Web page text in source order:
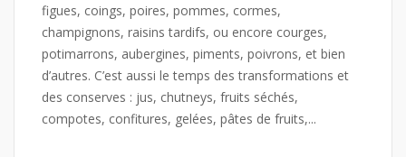
figues, coings, poires, pommes, cormes,
champignons, raisins tardifs, ou encore courges,
potimarrons, aubergines, piments, poivrons, et bien
d’autres. C’est aussi le temps des transformations et
des conserves : jus, chutneys, fruits séchés,
compotes, confitures, gelées, pâtes de fruits,...